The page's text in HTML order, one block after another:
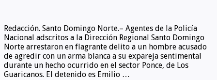
Redacción. Santo Domingo Norte.– Agentes de la Policía
Nacional adscritos a la Dirección Regional Santo Domingo
Norte arrestaron en flagrante delito a un hombre acusado
de agredir con un arma blanca a su expareja sentimental
durante un hecho ocurrido en el sector Ponce, de Los
Guaricanos. El detenido es Emilio …